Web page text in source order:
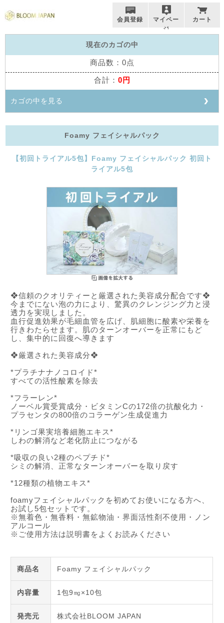
会員登録
マイペー
ジ
カート
現在のカゴの中
商品数：0点
合計： 0円
カゴの中を見る
Foamy フェイシャルパック
【初回トライアル5包】Foamy フェイシャルパック 初回ト
ライアル5包
❖信頼のクオリティーと厳選された美容成分配合です❖
今までにない泡の力により、驚異のクレンジング力と浸
透力を実現しました。
血行促進効果が毛細血管を広げ、肌細胞に酸素や栄養を
行きわたらせます。肌のターンオーバーを正常にもど
し、集中的に回復へ導きます
❖厳選された美容成分❖
*プラチナナノコロイド*
すべての活性酸素を除去
*フラーレン*
ノーベル賞受賞成分・ビタミンCの172倍の抗酸化力・
プラセンタの800倍のコラーゲン生成促進力
*リンゴ果実培養細胞エキス*
しわの解消など老化防止につながる
*吸収の良い2種のペプチド*
シミの解消、正常なターンオーバーを取り戻す
*12種類の植物エキス*
foamyフェイシャルパックを初めてお使いになる方へ、
お試し5包セットです。
※無着色・無香料・無鉱物油・界面活性剤不使用・ノン
アルコール
※ご使用方法は説明書をよくお読みください
商品名 Foamy フェイシャルパック
内容量 1包9㎎×10包
発売元 株式会社BLOOM JAPAN